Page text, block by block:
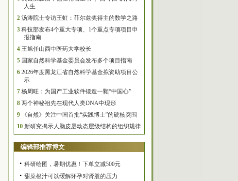
人生
2 汤涛院士专访王虹：菲尔兹奖得主的数学之路
3 科技部发布4个重大专项、1个重点专项项目申
报指南
4 王旭任山西中医药大学校长
5 国家自然科学基金委员会发布多个项目指南
6 2026年度黑龙江省自然科学基金拟资助项目公
示
7 杨周旺：为国产工业软件锻造一颗“中国心”
8 两个神秘祖先在现代人类DNA中现形
9
《自然》关注中国首批“实践博士”的硬核突围
10 新研究揭示人脑皮层动态层级结构的组织规律
编辑部推荐博文
科研绘图，暑期优惠！下单立减500元
甜菜根汁可以缓解怀孕对肾脏的压力